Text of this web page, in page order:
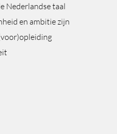
Nederlandse taal
en ambitie zijn